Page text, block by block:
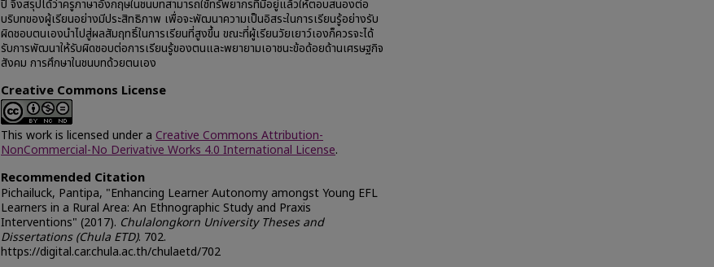
ปี จึงสรุปได้ว่าครูภาษาอังกฤษในชนบทสามารถใช้ทรัพยากรที่มีอยู่แล้วให้ตอบสนองต่อ
บริบทของผู้เรียนอย่างมีประสิทธิภาพ เพื่อจะพัฒนาความเป็นอิสระในการเรียนรู้อย่างรับ
ผิดชอบตนเองนำไปสู่ผลสัมฤทธิ์ในการเรียนที่สูงขึ้น ขณะที่ผู้เรียนวัยเยาว์เองก็ควรจะได้
รับการพัฒนาให้รับผิดชอบต่อการเรียนรู้ของตนและพยายามเอาชนะข้อด้อยด้านเศรษฐกิจ
สังคม การศึกษาในชนบทด้วยตนเอง
Creative Commons License
This work is licensed under a Creative Commons Attribution-
NonCommercial-No Derivative Works 4.0 International License.
Recommended Citation
Pichailuck, Pantipa, "Enhancing Learner Autonomy amongst Young EFL
Learners in a Rural Area: An Ethnographic Study and Praxis
Interventions" (2017). Chulalongkorn University Theses and
Dissertations (Chula ETD). 702.
https://digital.car.chula.ac.th/chulaetd/702